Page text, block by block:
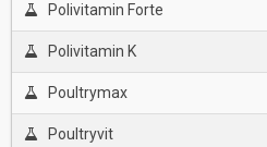
Polivitamin Forte
Polivitamin K
Poultrymax
Poultryvit